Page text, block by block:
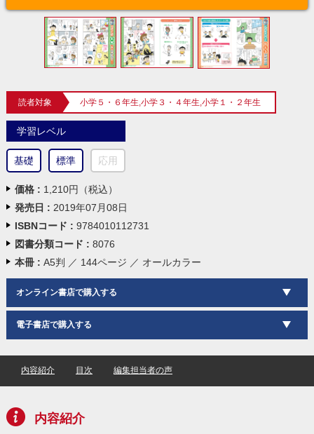
読者対象 小学５・６年生,小学３・４年生,小学１・２年生
学習レベル
基礎 標準 応用
価格 : 1,210円（税込）
発売日 : 2019年07月08日
ISBNコード : 9784010112731
図書分類コード : 8076
本冊 : A5判 ／ 144ページ ／ オールカラー
オンライン書店で購入する
電子書店で購入する
内容紹介 目次 編集担当者の声
内容紹介